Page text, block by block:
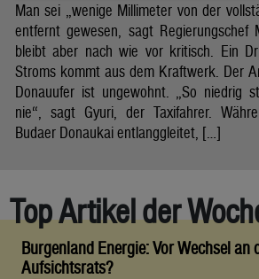
Man sei „wenige Millimeter von der
entfernt gewesen, sagt Regierungschef
bleibt aber nach wie vor kritisch. Ein
Stroms kommt aus dem Kraftwerk. Der
Donauufer ist ungewohnt. „So niedrig
nie“, sagt Gyuri, der Taxifahrer.
Budaer Donaukai entlanggleitet, […]
Top Artikel der
Burgenland Energie: Vor Wechsel an
Aufsichtsrats?